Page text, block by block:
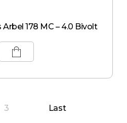
178 MC – 4.0 Bivolt
3 Last